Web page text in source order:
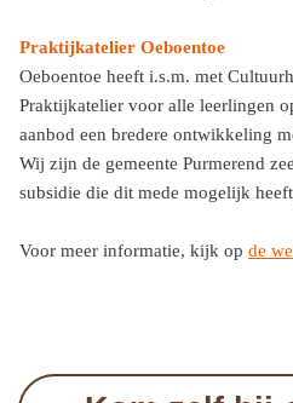
Praktijkatelier Oeboentoe
Oeboentoe heeft i.s.m. met
Praktijkatelier voor alle leerlingen
aanbod een bredere ontwikkeling
Wij zijn de gemeente Purmerend
subsidie die dit mede mogelijk
Voor meer informatie, kijk op de